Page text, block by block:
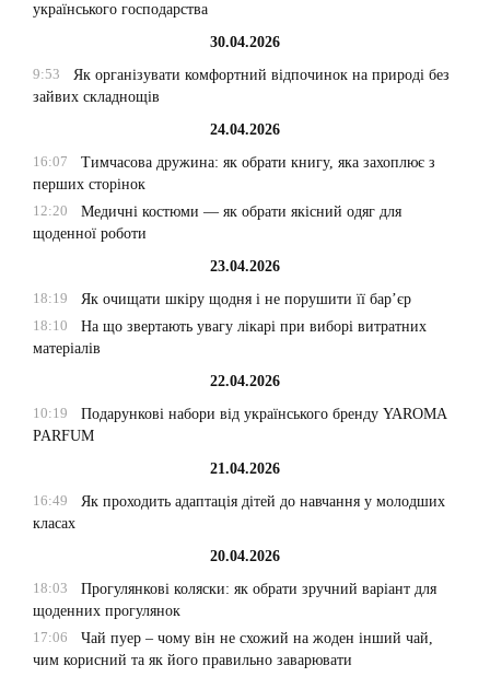
українського господарства
30.04.2026
9:53
Як організувати комфортний відпочинок на природі без
зайвих складнощів
24.04.2026
16:07
Тимчасова дружина: як обрати книгу, яка захоплює з
перших сторінок
12:20
Медичні костюми — як обрати якісний одяг для
щоденної роботи
23.04.2026
18:19
Як очищати шкіру щодня і не порушити її бар’єр
18:10
На що звертають увагу лікарі при виборі витратних
матеріалів
22.04.2026
10:19
Подарункові набори від українського бренду YAROMA
PARFUM
21.04.2026
16:49
Як проходить адаптація дітей до навчання у молодших
класах
20.04.2026
18:03
Прогулянкові коляски: як обрати зручний варіант для
щоденних прогулянок
17:06
Чай пуер – чому він не схожий на жоден інший чай,
чим корисний та як його правильно заварювати